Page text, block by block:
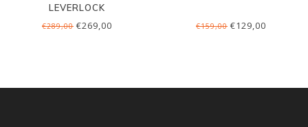
LEVERLOCK
€289,00 €269,00 €159,00 €129,00